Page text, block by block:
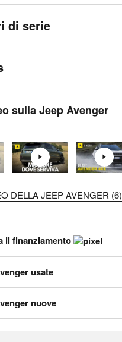
di serie
sulla Jeep Avenger
DELLA JEEP AVENGER (6)
il finanziamento
usate
nuove